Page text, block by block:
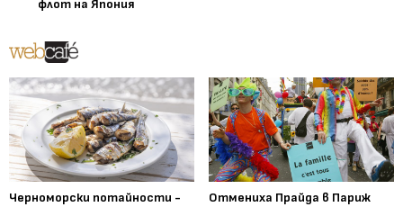
флот на Япония
Черноморски потайности -
Отмениха Прайда в Париж